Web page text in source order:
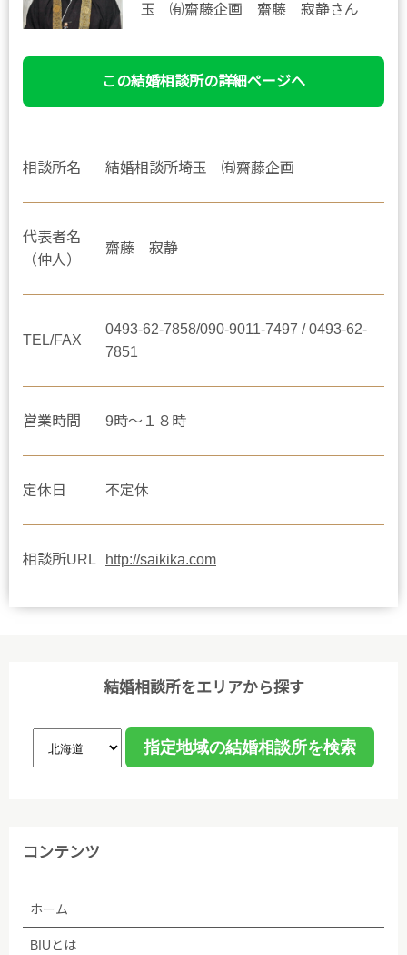
玉 ㈲齋藤企画 齋藤 寂静さん
この結婚相談所の詳細ページへ
相談所名 結婚相談所埼玉 ㈲齋藤企画
代表者名
（仲人）
齋藤 寂静
TEL/FAX
0493-62-7858/090-9011-7497 / 0493-62-
7851
営業時間 9時～１８時
定休日 不定休
相談所URL http://saikika.com
結婚相談所をエリアから探す
コンテンツ
ホーム
BIUとは